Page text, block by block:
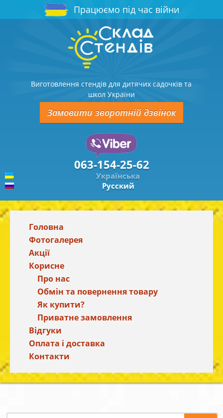
Працюємо під час війни
Виготовлення стендів для дитячих садочків та
школ України
Замовити зворотній дзвінок
063-154-25-62
Українська
Русский
Головна
Фотогалерея
Акції
Корисне
Про нас
Обмін та повернення товару
Як купити?
Приватне замовлення
Відгуки
Оплата і доставка
Контакти